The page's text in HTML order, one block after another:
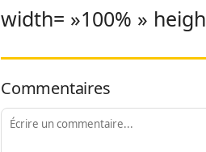
width= »100% »
Commentaires